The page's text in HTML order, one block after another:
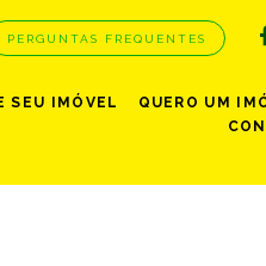
PERGUNTAS FREQUENTES
SEU IMÓVEL
QUERO UM